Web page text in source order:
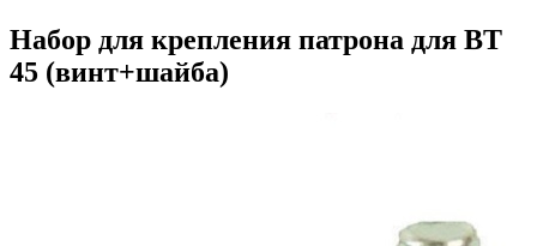
Набор для крепления патрона для BT
45 (винт+шайба)